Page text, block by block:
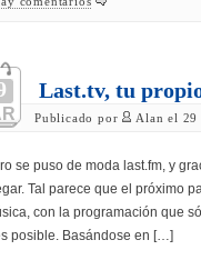
Last.tv, tu
Publicado por Alan el 29
se puso de moda last.fm, y
Tal parece que el próximo
con la programación que
posible. Basándose en […]